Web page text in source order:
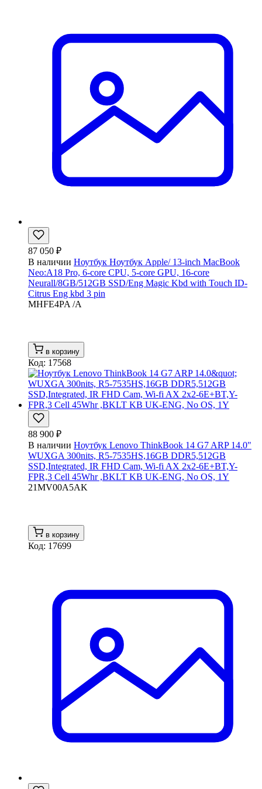
87 050 ₽
В наличии Ноутбук Ноутбук Apple/ 13-inch MacBook
Neo:A18 Pro, 6-core CPU, 5-core GPU, 16-core
Neurall/8GB/512GB SSD/Eng Magic Kbd with Touch ID-
Citrus Eng kbd 3 pin
MHFE4PA /A
в корзину
Код: 17568
88 900 ₽
В наличии Ноутбук Lenovo ThinkBook 14 G7 ARP 14.0"
WUXGA 300nits, R5-7535HS,16GB DDR5,512GB
SSD,Integrated, IR FHD Cam, Wi-fi AX 2x2-6E+BT,Y-
FPR,3 Cell 45Whr ,BKLT KB UK-ENG, No OS, 1Y
21MV00A5AK
в корзину
Код: 17699